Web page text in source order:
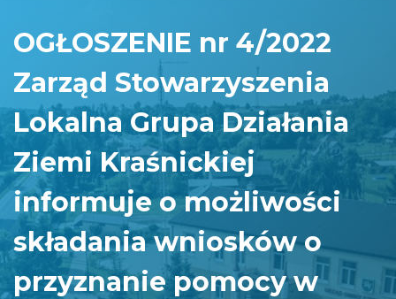
OGŁOSZENIE nr 4/2022
Zarząd Stowarzyszenia
Lokalna Grupa Działania
Ziemi Kraśnickiej
informuje o możliwości
składania wniosków o
przyznanie pomocy w